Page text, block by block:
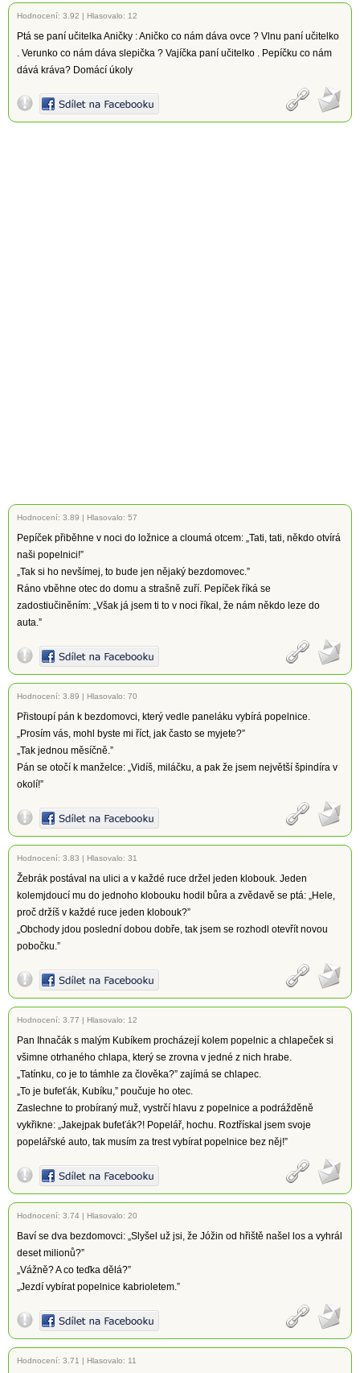
Hodnocení: 3.92 | Hlasovalo: 12
Ptá se paní učitelka Aničky : Aničko co nám dáva ovce ? Vlnu paní učitelko
. Verunko co nám dáva slepička ? Vajíčka paní učitelko . Pepíčku co nám
dává kráva? Domácí úkoly
Hodnocení: 3.89 | Hlasovalo: 57
Pepíček přiběhne v noci do ložnice a cloumá otcem: „Tati, tati, někdo otvírá
naši popelnici!”
„Tak si ho nevšímej, to bude jen nějaký bezdomovec.”
Ráno vběhne otec do domu a strašně zuří. Pepíček říká se
zadostiučiněním: „Však já jsem ti to v noci říkal, že nám někdo leze do
auta.”
Hodnocení: 3.89 | Hlasovalo: 70
Přistoupí pán k bezdomovci, který vedle paneláku vybírá popelnice.
„Prosím vás, mohl byste mi říct, jak často se myjete?”
„Tak jednou měsíčně.”
Pán se otočí k manželce: „Vidíš, miláčku, a pak že jsem největší špindíra v
okolí!”
Hodnocení: 3.83 | Hlasovalo: 31
Žebrák postával na ulici a v každé ruce držel jeden klobouk. Jeden
kolemjdoucí mu do jednoho klobouku hodil bůra a zvědavě se ptá: „Hele,
proč držíš v každé ruce jeden klobouk?”
„Obchody jdou poslední dobou dobře, tak jsem se rozhodl otevřít novou
pobočku.”
Hodnocení: 3.77 | Hlasovalo: 12
Pan Ihnačák s malým Kubíkem procházejí kolem popelnic a chlapeček si
všimne otrhaného chlapa, který se zrovna v jedné z nich hrabe.
„Tatínku, co je to támhle za člověka?” zajímá se chlapec.
„To je bufeťák, Kubíku,” poučuje ho otec.
Zaslechne to probíraný muž, vystrčí hlavu z popelnice a podrážděně
vykřikne: „Jakejpak bufeťák?! Popelář, hochu. Roztřískal jsem svoje
popelářské auto, tak musím za trest vybírat popelnice bez něj!”
Hodnocení: 3.74 | Hlasovalo: 20
Baví se dva bezdomovci: „Slyšel už jsi, že Jóžin od hřiště našel los a vyhrál
deset milionů?”
„Vážně? A co teďka dělá?”
„Jezdí vybírat popelnice kabrioletem.”
Hodnocení: 3.71 | Hlasovalo: 11